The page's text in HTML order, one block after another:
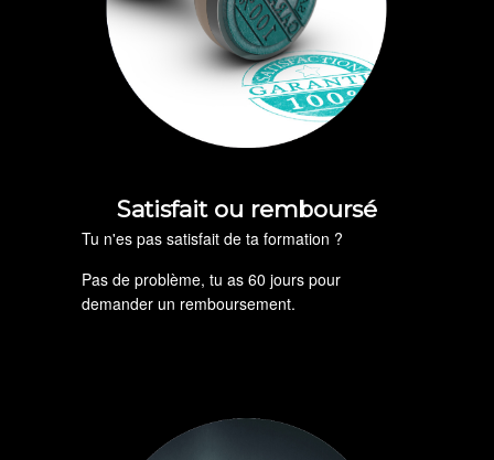
Satisfait ou remboursé
Tu n'es pas satisfait de ta formation ?
Pas de problème, tu as 60 jours pour
demander un remboursement.